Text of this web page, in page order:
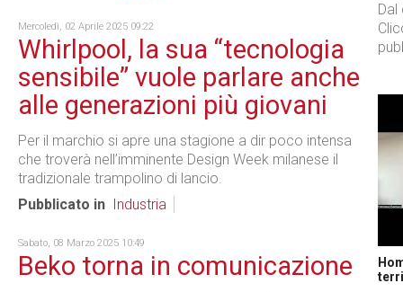
Mercoledì, 02 Aprile 2025 09:22
Whirlpool, la sua “tecnologia
sensibile” vuole parlare anche
alle generazioni più giovani
Per il marchio si apre una stagione a dir poco intensa
che troverà nell’imminente Design Week milanese il
tradizionale trampolino di lancio.
Pubblicato in
Industria
Sabato, 08 Marzo 2025 10:49
Beko torna in comunicazione